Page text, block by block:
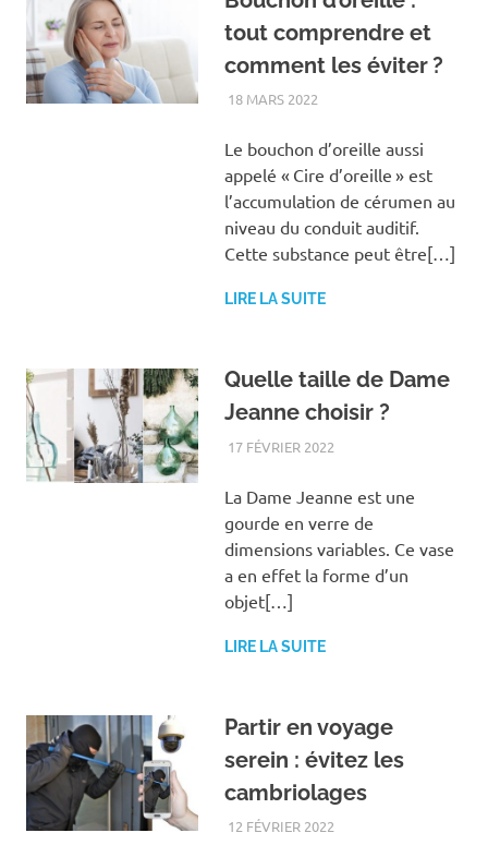
tout comprendre et
comment les éviter ?
18 MARS 2022
Le bouchon d’oreille aussi
appelé « Cire d’oreille » est
l’accumulation de cérumen au
niveau du conduit auditif.
Cette substance peut être[…]
LIRE LA SUITE
Quelle taille de Dame
Jeanne choisir ?
17 FÉVRIER 2022
La Dame Jeanne est une
gourde en verre de
dimensions variables. Ce vase
a en effet la forme d’un
objet[…]
LIRE LA SUITE
Partir en voyage
serein : évitez les
cambriolages
12 FÉVRIER 2022